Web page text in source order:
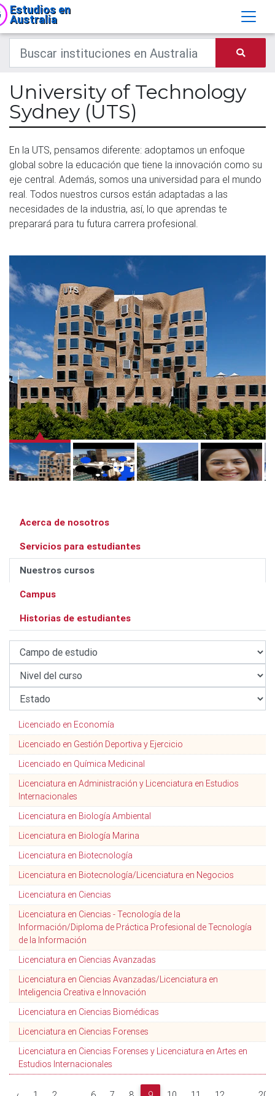
Estudios en
Australia
University of Technology
Sydney (UTS)
En la UTS, pensamos diferente: adoptamos un enfoque
global sobre la educación que tiene la innovación como su
eje central. Además, somos una universidad para el mundo
real. Todos nuestros cursos están adaptadas a las
necesidades de la industria, así, lo que aprendas te
preparará para tu futura carrera profesional.
Acerca de nosotros
Servicios para estudiantes
Nuestros cursos
Campus
Historias de estudiantes
Licenciado en Economía
Licenciado en Gestión Deportiva y Ejercicio
Licenciado en Química Medicinal
Licenciatura en Administración y Licenciatura en Estudios
Internacionales
Licenciatura en Biología Ambiental
Licenciatura en Biología Marina
Licenciatura en Biotecnología
Licenciatura en Biotecnología/Licenciatura en Negocios
Licenciatura en Ciencias
Licenciatura en Ciencias - Tecnología de la
Información/Diploma de Práctica Profesional de Tecnología
de la Información
Licenciatura en Ciencias Avanzadas
Licenciatura en Ciencias Avanzadas/Licenciatura en
Inteligencia Creativa e Innovación
Licenciatura en Ciencias Biomédicas
Licenciatura en Ciencias Forenses
Licenciatura en Ciencias Forenses y Licenciatura en Artes en
Estudios Internacionales